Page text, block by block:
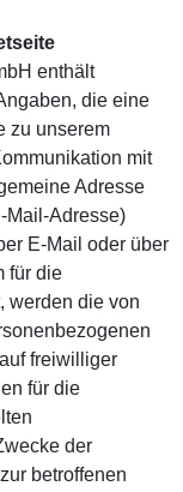
enthält
die eine
zu unserem
mit
Adresse
Mail-Adresse)
E-Mail oder über
für die
werden die von
freiwilliger
für die
der
betroffenen